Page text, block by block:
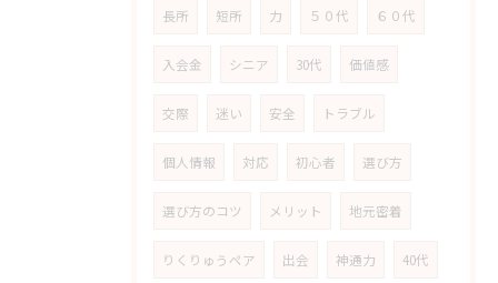
長所 短所 力 ５０代 ６０代
入会金 シニア 30代 価値感
交際 迷い 安全 トラブル
個人情報 対応 初心者 選び方
選び方のコツ メリット 地元密着
りくりゅうペア 出会 神通力 40代